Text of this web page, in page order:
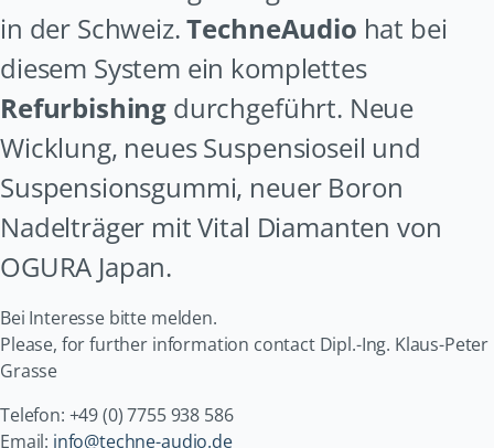
in der Schweiz.TechneAudio hat bei
diesem System ein komplettes
Refurbishing durchgeführt. Neue
Wicklung, neues Suspensioseil und
Suspensionsgummi, neuer Boron
Nadelträger mit Vital Diamanten von
OGURA Japan.
Bei Interesse bitte melden.
Please, for further information contact Dipl.-Ing. Klaus-Peter
Grasse
Telefon: +49 (0) 7755 938 586
Email: info@techne-audio.de